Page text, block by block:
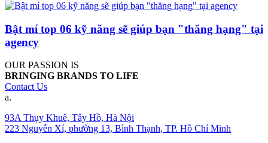
Bật mí top 06 kỹ năng sẽ giúp bạn "thăng hạng" tại
agency
OUR PASSION IS
BRINGING BRANDS TO LIFE
Contact Us
a.
93A Thụy Khuê, Tây Hồ, Hà Nội
223 Nguyễn Xí, phường 13, Bình Thạnh, TP. Hồ Chí Minh